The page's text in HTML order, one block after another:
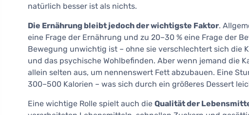
natürlich besser ist als nichts.
Die Ernährung bleibt jedoch der wichtigste Faktor.
eine Frage der Ernährung und zu 20–30 % eine Frage der
Bewegung unwichtig ist – ohne sie verschlechtert sich die
und das psychische Wohlbefinden. Aber wenn jemand die
allein selten aus, um nennenswert Fett abzubauen. Eine
300–500 Kalorien – was sich durch ein größeres Dessert
Eine wichtige Rolle spielt auch die Qualität der